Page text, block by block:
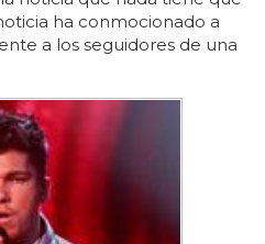
ha conmocionado a
a los seguidores de una